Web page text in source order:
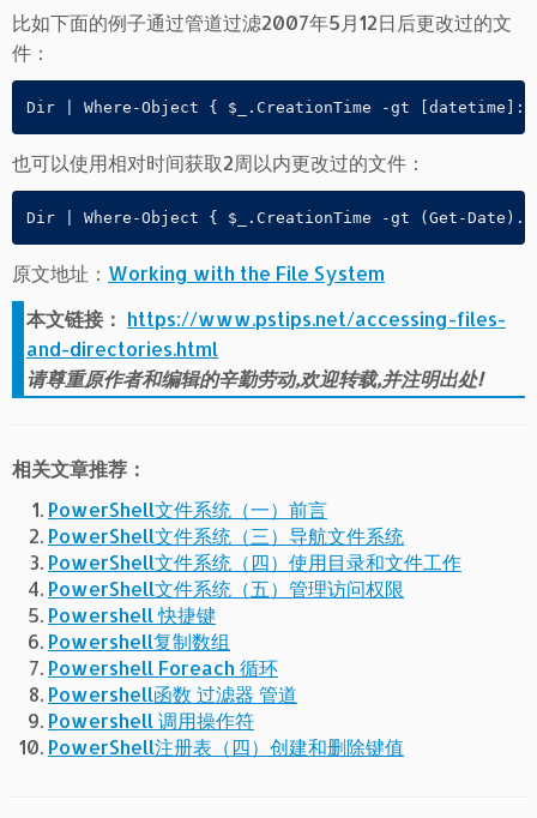
比如下面的例子通过管道过滤2007年5月12日后更改过的文
件：
Dir | Where-Object { $_.CreationTime -gt
也可以使用相对时间获取2周以内更改过的文件：
Dir | Where-Object { $_.CreationTime -gt (Get-
原文地址： Working with the File System
本文链接： https://www.pstips.net/accessing-files-
and-directories.html
请尊重原作者和编辑的辛勤劳动,欢迎转载,并注明出处!
相关文章推荐：
PowerShell文件系统（一）前言
PowerShell文件系统（三）导航文件系统
PowerShell文件系统（四）使用目录和文件工作
PowerShell文件系统（五）管理访问权限
Powershell 快捷键
Powershell复制数组
Powershell Foreach 循环
Powershell函数 过滤器 管道
Powershell 调用操作符
PowerShell注册表（四）创建和删除键值